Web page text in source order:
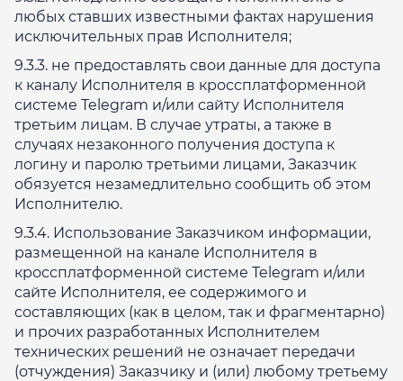
любых ставших известными фактах нарушения
исключительных прав Исполнителя;
9.3.3. не предоставлять свои данные для доступа
к каналу Исполнителя в кроссплатформенной
системе Telegram и/или сайту Исполнителя
третьим лицам. В случае утраты, а также в
случаях незаконного получения доступа к
логину и паролю третьими лицами, Заказчик
обязуется незамедлительно сообщить об этом
Исполнителю.
9.3.4. Использование Заказчиком информации,
размещенной на канале Исполнителя в
кроссплатформенной системе Telegram и/или
сайте Исполнителя, ее содержимого и
составляющих (как в целом, так и фрагментарно)
и прочих разработанных Исполнителем
технических решений не означает передачи
(отчуждения) Заказчику и (или) любому третьему